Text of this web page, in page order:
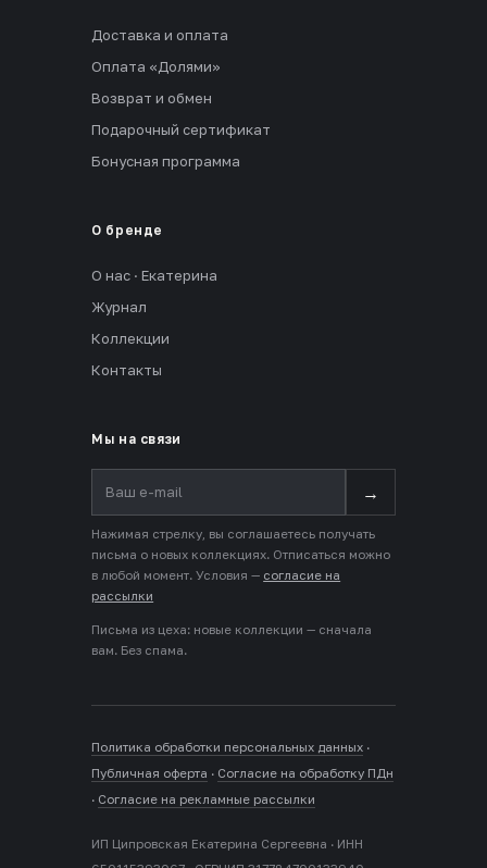
Доставка и оплата
Оплата «Долями»
Возврат и обмен
Подарочный сертификат
Бонусная программа
О бренде
О нас · Екатерина
Журнал
Коллекции
Контакты
Мы на связи
→
Нажимая стрелку, вы соглашаетесь получать
письма о новых коллекциях. Отписаться можно
в любой момент. Условия — согласие на
рассылки
Письма из цеха: новые коллекции — сначала
вам. Без спама.
Политика обработки персональных данных ·
Публичная оферта · Согласие на обработку ПДн
· Согласие на рекламные рассылки
ИП Ципровская Екатерина Сергеевна · ИНН